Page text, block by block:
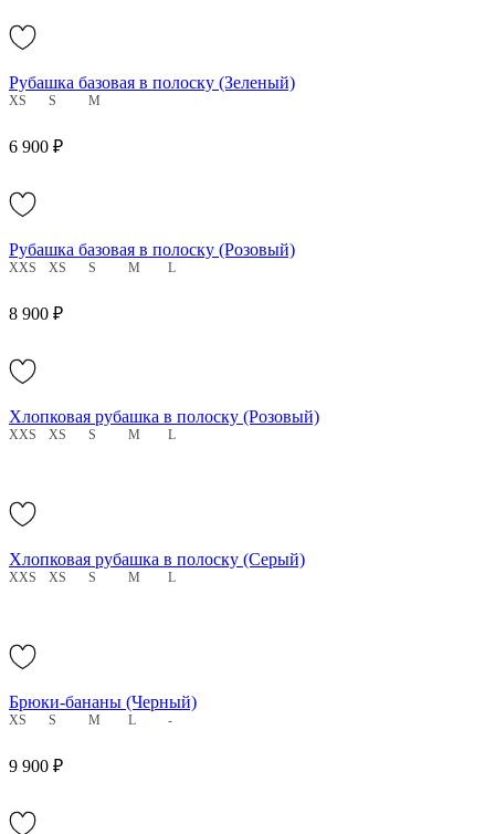
Рубашка базовая в полоску (Зеленый)
XS S M
6 900 ₽
Рубашка базовая в полоску (Розовый)
XXS XS S M L
8 900 ₽
Хлопковая рубашка в полоску (Розовый)
XXS XS S M L
Хлопковая рубашка в полоску (Серый)
XXS XS S M L
Брюки-бананы (Черный)
XS S M L -
9 900 ₽